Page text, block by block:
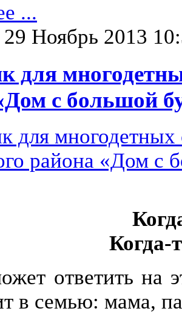
...
Ноябрь 2013
для
с большой
Когда-
ответить на
в семью: мама,